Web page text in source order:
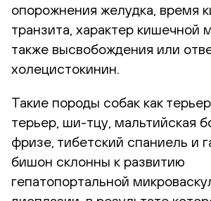
опорожнения желудка, время
транзита, характер кишечной
также высвобождения или
холецистокинин.
Такие породы собак как
терьер, ши-тцу, мальтийская
фризе, тибетский спаниель и
бишон склонны к развитию
гепатопортальной